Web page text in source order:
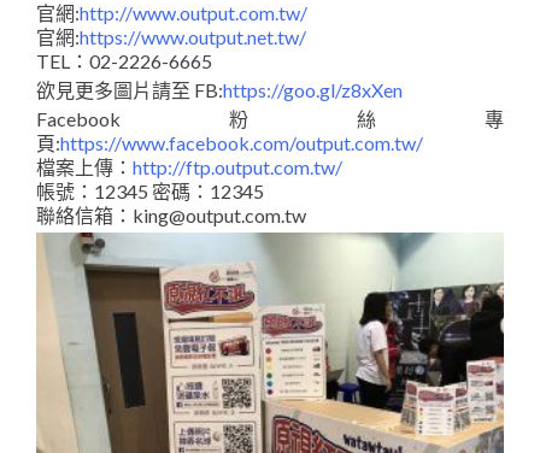
官網:http://www.output.com.tw/
官網:https://www.output.net.tw/
TEL：02-2226-6665
欲見更多圖片請至 FB:https://goo.gl/z8xXen
Facebook粉絲專
頁:https://www.facebook.com/output.com.tw/
檔案上傳： http://ftp.output.com.tw/
帳號：12345 密碼：12345
聯絡信箱：king@output.com.tw